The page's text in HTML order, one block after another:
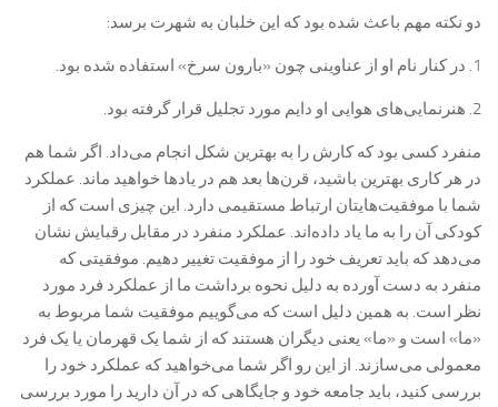
دو نکته مهم باعث شده بود که این خلبان به شهرت برسد:
1. در کنار نام او از عناوینی چون «بارون سرخ» استفاده شده بود.
2. هنرنمایی‌های هوایی او دايم مورد تجلیل قرار گرفته بود.
منفرد کسی بود که کارش را به بهترین شکل انجام می‌داد. اگر شما هم
در هر کاری بهترین باشید، قرن‌ها بعد هم در یادها خواهید ماند. عملکرد
شما با موفقیت‌هایتان ارتباط مستقیمی دارد. این چیزی است که از
کودکی آن را به ما یاد داده‌اند. عملکرد منفرد در مقابل رقبایش نشان
می‌دهد که باید تعریف خود را از موفقیت تغییر دهیم. موفقیتی که
منفرد به دست آورده به دلیل نحوه برداشت ما از عملکرد فرد مورد
نظر است. به همین دلیل است که می‌گوییم موفقیت شما مربوط به
«ما» است و «ما» یعنی دیگران هستند که از شما یک قهرمان یا یک فرد
معمولی می‌سازند. از این رو اگر شما می‌خواهید که عملکرد خود را
بررسی کنید، باید جامعه خود و جایگاهی که در آن دارید را مورد بررسی